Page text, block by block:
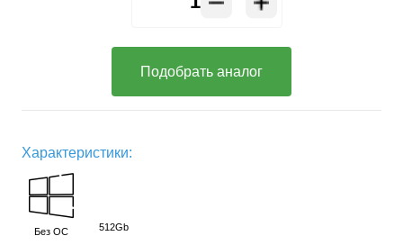
Подобрать аналог
Характеристики:
Без ОС 512Gb